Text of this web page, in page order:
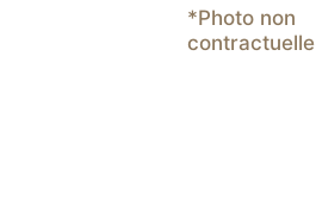
*Photo non
contractuelle